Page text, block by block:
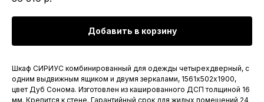
Добавить в корзину
Шкаф СИРИУС комбинированный для одежды четырехдверный, с
одним выдвижным ящиком и двумя зеркалами, 1561х502х1900,
цвет Дуб Сонома. Изготовлен из кашированного ДСП толщиной 16
мм. Крепится к стене. Гарантийный срок для жилых помещений 24